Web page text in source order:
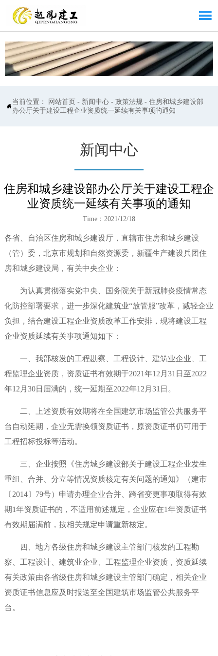


当前位置： 网站首页 - 新闻中心 -政策法规 -住房和城乡建设部
办公厅关于建设工程企业资质统一延续有关事项的通知
新闻中心
住房和城乡建设部办公厅关于建设工程企
业资质统一延续有关事项的通知
Time：2021/12/18
各省、自治区住房和城乡建设厅，直辖市住房和城乡建设
（管）委，北京市规划和自然资源委，新疆生产建设兵团住
房和城乡建设局，有关中央企业：
为认真贯彻落实党中央、国务院关于新冠肺炎疫情常态
化防控部署要求，进一步深化建筑业“放管服”改革，减轻企业
负担，结合建设工程企业资质改革工作安排，现将建设工程
企业资质延续有关事项通知如下：
一、我部核发的工程勘察、工程设计、建筑业企业、工
程监理企业资质，资质证书有效期于2021年12月31日至2022
年12月30日届满的，统一延期至2022年12月31日。
二、上述资质有效期将在全国建筑市场监管公共服务平
台自动延期，企业无需换领资质证书，原资质证书仍可用于
工程招标投标等活动。
三、企业按照《住房城乡建设部关于建设工程企业发生
重组、合并、分立等情况资质核定有关问题的通知》（建市
〔2014〕79号）申请办理企业合并、跨省变更事项取得有效
期1年资质证书的，不适用前述规定，企业应在1年资质证书
有效期届满前，按相关规定申请重新核定。
四、地方各级住房和城乡建设主管部门核发的工程勘
察、工程设计、建筑业企业、工程监理企业资质，资质延续
有关政策由各省级住房和城乡建设主管部门确定，相关企业
资质证书信息应及时报送至全国建筑市场监管公共服务平
台。